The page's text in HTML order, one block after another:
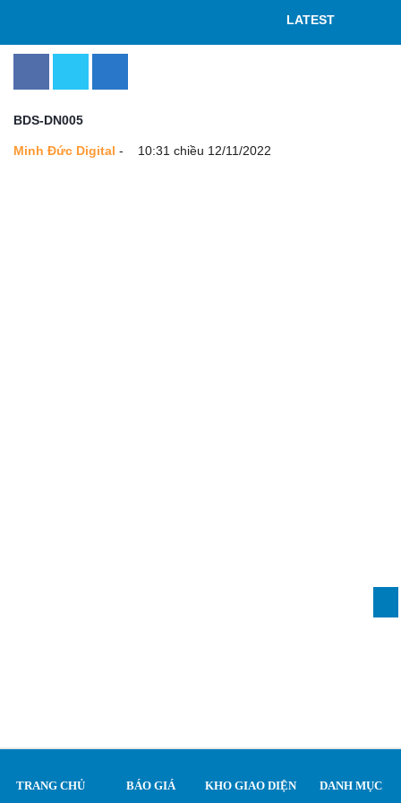
LATEST
BDS-DN005
Minh Đức Digital - 10:31 chiều 12/11/2022
TRANG CHỦ BÁO GIÁ KHO GIAO DIỆN DANH MỤC